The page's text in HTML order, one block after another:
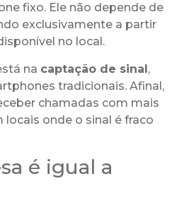
fixo. Ele não depende de
exclusivamente a partir
no local.
na captação de sinal,
tradicionais. Afinal,
chamadas com mais
onde o sinal é fraco
é igual a